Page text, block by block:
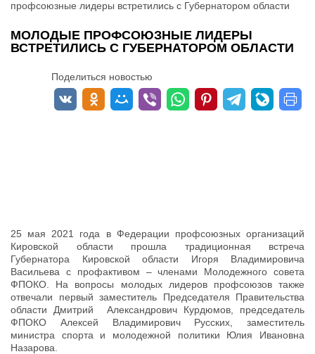
профсоюзные лидеры встретились с Губернатором области
МОЛОДЫЕ ПРОФСОЮЗНЫЕ ЛИДЕРЫ
ВСТРЕТИЛИСЬ С ГУБЕРНАТОРОМ ОБЛАСТИ
Поделиться новостью
25 мая 2021 года в Федерации профсоюзных организаций
Кировской области прошла традиционная встреча
Губернатора Кировской области Игоря Владимировича
Васильева с профактивом – членами Молодежного совета
ФПОКО. На вопросы молодых лидеров профсоюзов также
отвечали первый заместитель Председателя Правительства
области Дмитрий Александрович Курдюмов, председатель
ФПОКО Алексей Владимирович Русских, заместитель
министра спорта и молодежной политики Юлия Ивановна
Назарова.